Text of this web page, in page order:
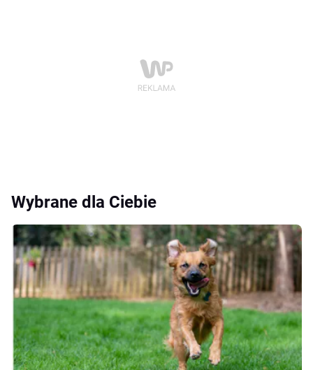
Wybrane dla Ciebie